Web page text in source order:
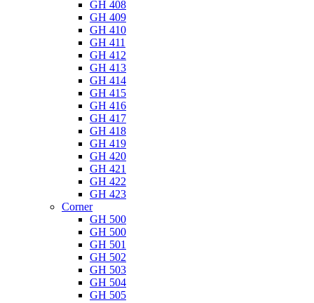
GH 408
GH 409
GH 410
GH 411
GH 412
GH 413
GH 414
GH 415
GH 416
GH 417
GH 418
GH 419
GH 420
GH 421
GH 422
GH 423
Corner
GH 500
GH 500
GH 501
GH 502
GH 503
GH 504
GH 505